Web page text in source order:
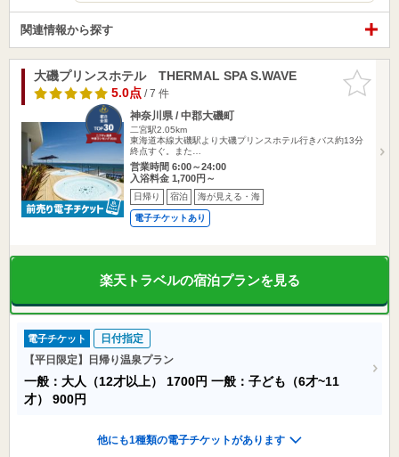
関連情報から探す
お気に入
りに追加
大磯プリンスホテル THERMAL SPA S.WAVE
5.0点/ 7 件
神奈川県 / 中郡大磯町
二宮駅2.05km
東海道本線大磯駅より大磯プリンスホテル行きバス約13分
終点すぐ。また…
営業時間 6:00～24:00
入浴料金 1,700円～
日帰り 宿泊 海が見える・海
電子チケットあり
楽天トラベルの宿泊プランを見る
電子チケット
日付指定
【平日限定】日帰り温泉プラン
一般：大人（12才以上） 1700円 一般：子ども（6才~11
才） 900円
他にも1種類の電子チケットがあります